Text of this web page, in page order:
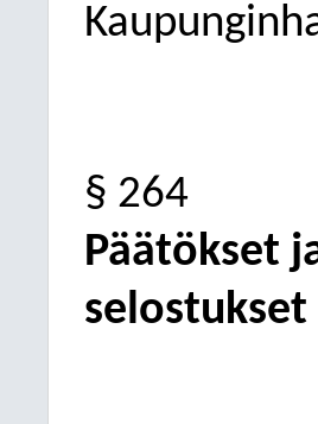
§ 264
Päätökset
selostukset